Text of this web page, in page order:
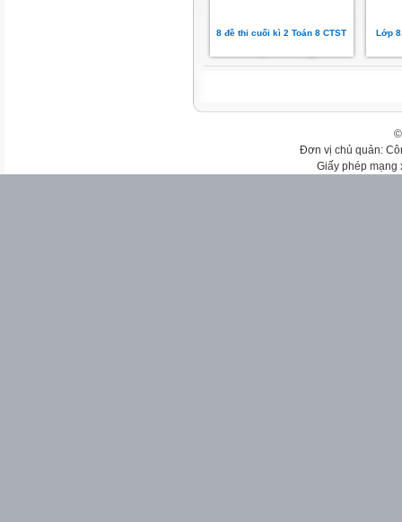
8 đề thi cuối kì 2 Toán 8 CTST Lớp
Đơn vị chủ quản:
Giấy phép mạng